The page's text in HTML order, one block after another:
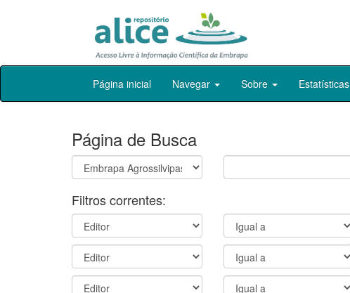
Skip
Página inicial Navegar Sobre Estatísticas
Página de Busca
Filtros correntes: